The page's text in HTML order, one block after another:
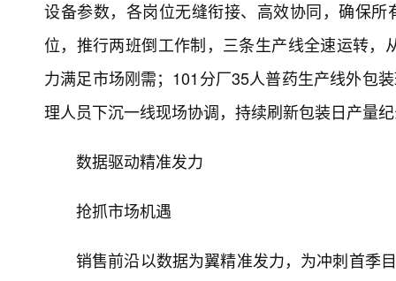
设备参数，各岗位无缝衔接、高效协同，确保
位，推行两班倒工作制，三条生产线全速运转
力满足市场刚需；101分厂35人普药生产线外包
理人员下沉一线现场协调，持续刷新包装日产量
数据驱动精准发力
抢抓市场机遇
销售前沿以数据为翼精准发力，为冲刺首季